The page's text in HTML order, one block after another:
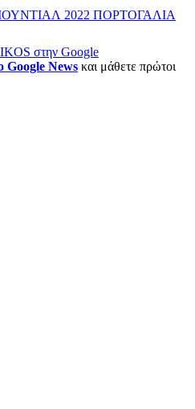
2022 ΠΟΡΤΟΓΑΛΙΑ
στην Google
Google News και μάθετε πρώτοι